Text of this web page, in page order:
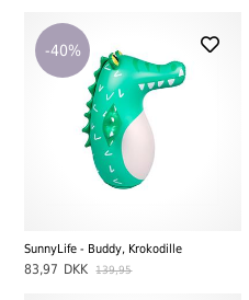
-40%
SunnyLife - Buddy, Krokodille
83,97 DKK 139,95